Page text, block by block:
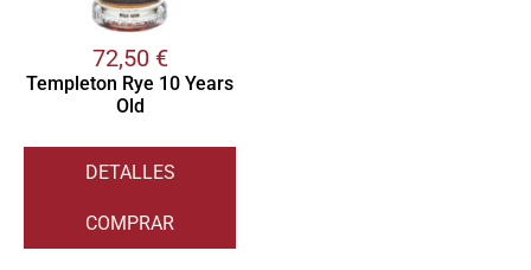
72,50 €
Templeton Rye 10 Years
Old
DETALLES
COMPRAR